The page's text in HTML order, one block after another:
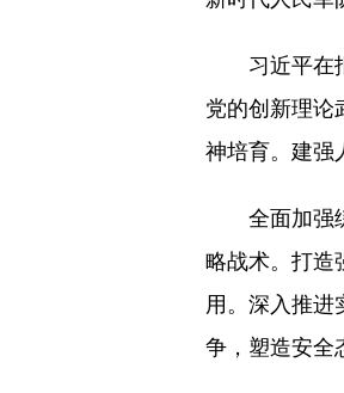
习近平在报
党的创新理论
神培育。建强
全面加强练
略战术。打造
用。深入推
争，塑造安全